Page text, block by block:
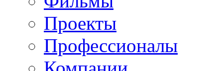
Проекты
Профессионалы